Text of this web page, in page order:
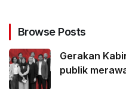
Browse Posts
Gerakan
publik